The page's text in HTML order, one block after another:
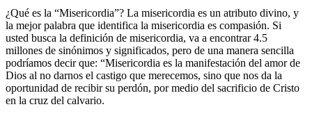
¿Qué es la “Misericordia”? La misericordia es un atributo divino, y
la mejor palabra que identifica la misericordia es compasión. Si
usted busca la definición de misericordia, va a encontrar 4.5
millones de sinónimos y significados, pero de una manera sencilla
podríamos decir que: “Misericordia es la manifestación del amor de
Dios al no darnos el castigo que merecemos, sino que nos da la
oportunidad de recibir su perdón, por medio del sacrificio de Cristo
en la cruz del calvario.